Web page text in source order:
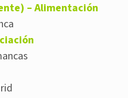
– Alimentación